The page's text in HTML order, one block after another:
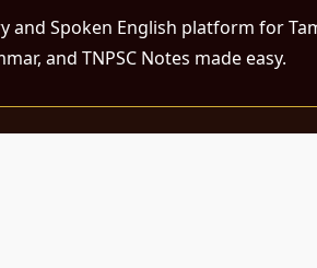
and Spoken English platform for
and TNPSC Notes made easy.